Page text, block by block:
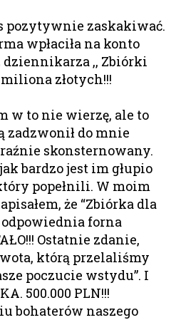
pozytywnie zaskakiwać.
wpłaciła na konto
,, Zbiórki
złotych!!!
w to nie wierzę, ale to
zadzwonił do mnie
skonsternowany.
bardzo jest im głupio
popełnili. W moim
że “Zbiórka dla
odpowiednia forna
Ostatnie zdanie,
którą przelaliśmy
poczucie wstydu”. I
500.000 PLN!!!
bohaterów naszego